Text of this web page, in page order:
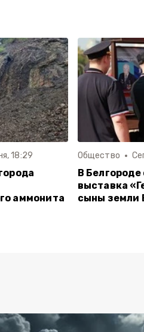
18:29
аммонита
Общество
В
выставка
сыны земли